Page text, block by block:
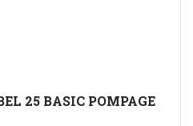
25 BASIC POMPAGE